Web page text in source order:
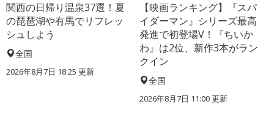
関西の日帰り温泉37選！夏
の琵琶湖や有馬でリフレッ
シュしよう
全国
2026年8月7日 18:25 更新
【映画ランキング】『スパ
イダーマン』シリーズ最高
発進で初登場V！『ちいか
わ』は2位、新作3本がラン
クイン
全国
2026年8月7日 11:00更新